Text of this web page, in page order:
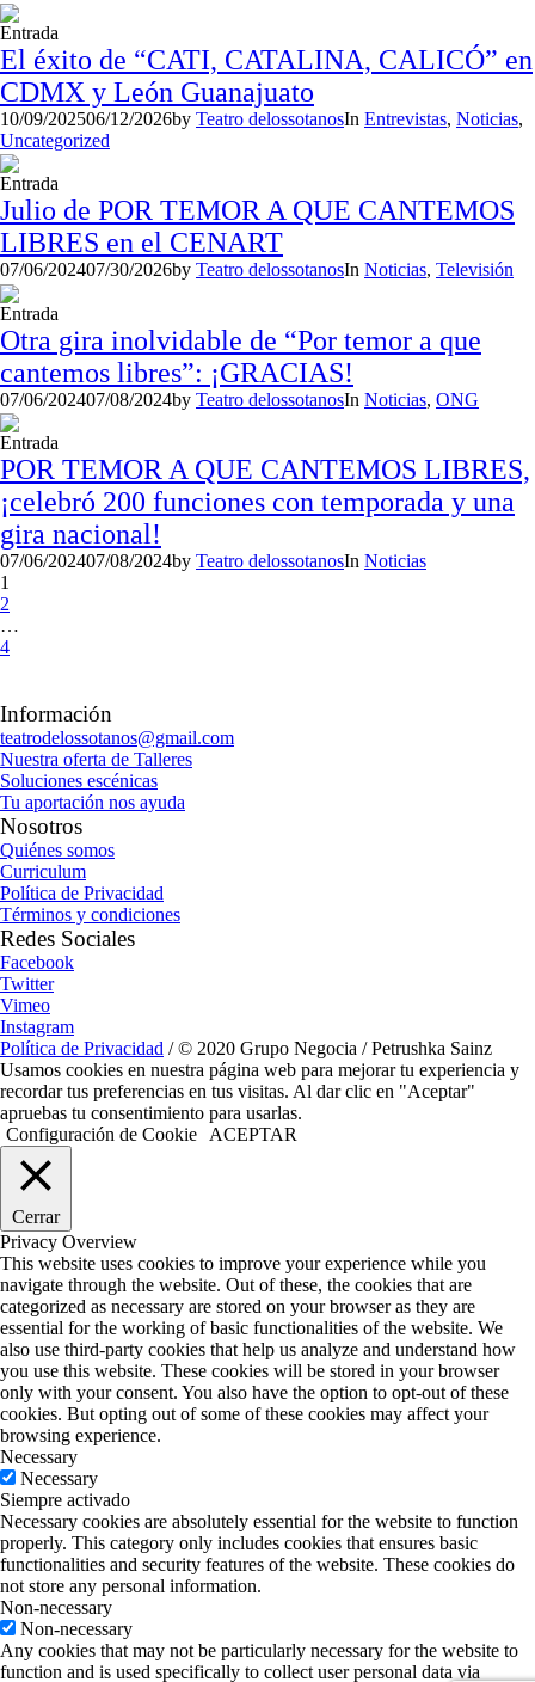
Entrada
El éxito de “CATI, CATALINA, CALICÓ” en
CDMX y León Guanajuato
10/09/202506/12/2026by Teatro delossotanosIn Entrevistas, Noticias,
Uncategorized
Entrada
Julio de POR TEMOR A QUE CANTEMOS
LIBRES en el CENART
07/06/202407/30/2026by Teatro delossotanosIn Noticias, Televisión
Entrada
Otra gira inolvidable de “Por temor a que
cantemos libres”: ¡GRACIAS!
07/06/202407/08/2024by Teatro delossotanosIn Noticias, ONG
Entrada
POR TEMOR A QUE CANTEMOS LIBRES,
¡celebró 200 funciones con temporada y una
gira nacional!
07/06/202407/08/2024by Teatro delossotanosIn Noticias
1
2
…
4
Información
teatrodelossotanos@gmail.com
Nuestra oferta de Talleres
Soluciones escénicas
Tu aportación nos ayuda
Nosotros
Quiénes somos
Curriculum
Política de Privacidad
Términos y condiciones
Redes Sociales
Facebook
Twitter
Vimeo
Instagram
Política de Privacidad / © 2020 Grupo Negocia / Petrushka Sainz
Usamos cookies en nuestra página web para mejorar tu experiencia y
recordar tus preferencias en tus visitas. Al dar clic en "Aceptar"
apruebas tu consentimiento para usarlas.
Configuración de Cookie
ACEPTAR
Cerrar
Privacy Overview
This website uses cookies to improve your experience while you
navigate through the website. Out of these, the cookies that are
categorized as necessary are stored on your browser as they are
essential for the working of basic functionalities of the website. We
also use third-party cookies that help us analyze and understand how
you use this website. These cookies will be stored in your browser
only with your consent. You also have the option to opt-out of these
cookies. But opting out of some of these cookies may affect your
browsing experience.
Necessary
Necessary
Siempre activado
Necessary cookies are absolutely essential for the website to function
properly. This category only includes cookies that ensures basic
functionalities and security features of the website. These cookies do
not store any personal information.
Non-necessary
Non-necessary
Any cookies that may not be particularly necessary for the website to
function and is used specifically to collect user personal data via